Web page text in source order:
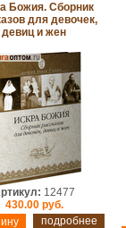
Божия. Сборник
для девочек,
девиц и жен
12477
430.00 руб.
подробнее